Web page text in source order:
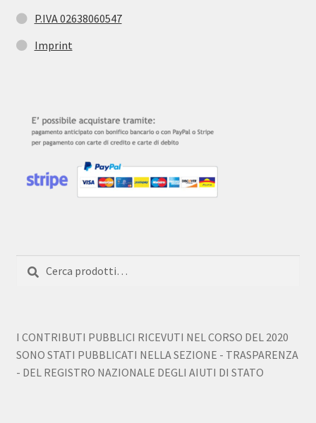
P.IVA 02638060547
Imprint
I CONTRIBUTI PUBBLICI RICEVUTI NEL CORSO DEL 2020
SONO STATI PUBBLICATI NELLA SEZIONE - TRASPARENZA
- DEL REGISTRO NAZIONALE DEGLI AIUTI DI STATO